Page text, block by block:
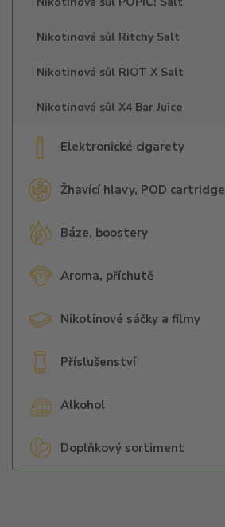
Nikotinová sůl Ritchy Salt
Nikotinová sůl RIOT X Salt
Nikotinová sůl X4 Bar Juice
Elektronické cigarety
Žhavící hlavy, POD cartridge
Báze, boostery
Aroma, příchutě
Nikotinové sáčky a filmy
Příslušenství
Alkohol
Doplňkový sortiment